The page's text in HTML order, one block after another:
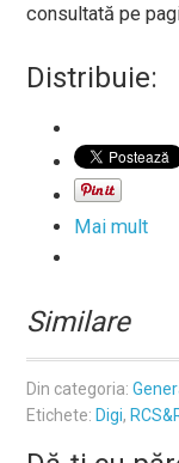
consultată pe
Distribuie:
Mai mult
Similare
Din categoria:
Etichete:Digi,